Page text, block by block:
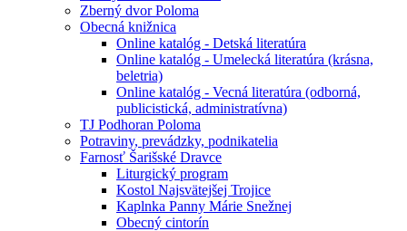
Zberný dvor Poloma
Obecná knižnica
Online katalóg - Detská literatúra
Online katalóg - Umelecká literatúra (krásna,
beletria)
Online katalóg - Vecná literatúra (odborná,
publicistická, administratívna)
TJ Podhoran Poloma
Potraviny, prevádzky, podnikatelia
Farnosť Šarišské Dravce
Liturgický program
Kostol Najsvätejšej Trojice
Kaplnka Panny Márie Snežnej
Obecný cintorín